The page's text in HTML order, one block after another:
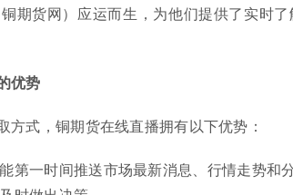
期货网）应运而生，为他们提供了实时
优势
方式，铜期货在线直播拥有以下优势：
第一时间推送市场最新消息、行情走势和